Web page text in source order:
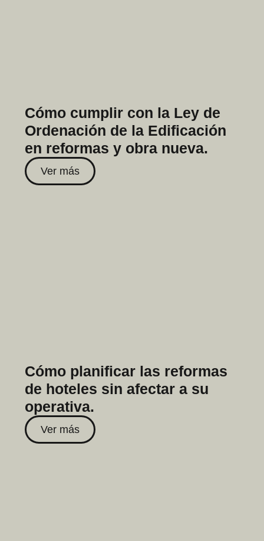
Cómo cumplir con la Ley de
Ordenación de la Edificación
en reformas y obra nueva.
Ver más
Cómo planificar las reformas
de hoteles sin afectar a su
operativa.
Ver más